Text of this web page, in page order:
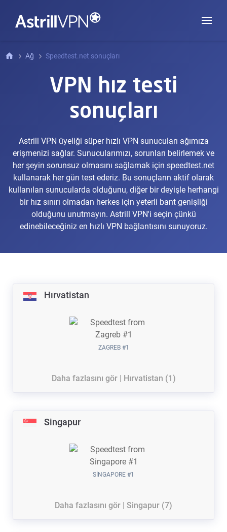
Ağ Speedtest.net sonuçları
VPN hız testi
sonuçları
Astrill VPN üyeliği süper hızlı VPN sunucuları ağımıza
erişmenizi sağlar. Sunucularımızı, sorunları belirlemek ve
her şeyin sorunsuz olmasını sağlamak için speedtest.net
kullanarak her gün test ederiz. Bu sonuçların aktif olarak
kullanılan sunucularda olduğunu, diğer bir deyişle herhangi
bir hız sınırı olmadan herkes için yeterli bant genişliği
olduğunu unutmayın. Astrill VPN'i seçin çünkü
edinebileceğiniz en hızlı VPN bağlantısını sunuyoruz.
Hırvatistan
ZAGREB #1
Daha fazlasını gör | Hırvatistan (1)
Singapur
SINGAPORE #1
Daha fazlasını gör | Singapur (7)